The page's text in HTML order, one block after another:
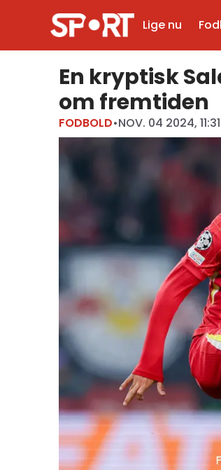
Lige nu
En kryptisk
om fremtiden
FODBOLD•NOV. 04 2024, 11:31